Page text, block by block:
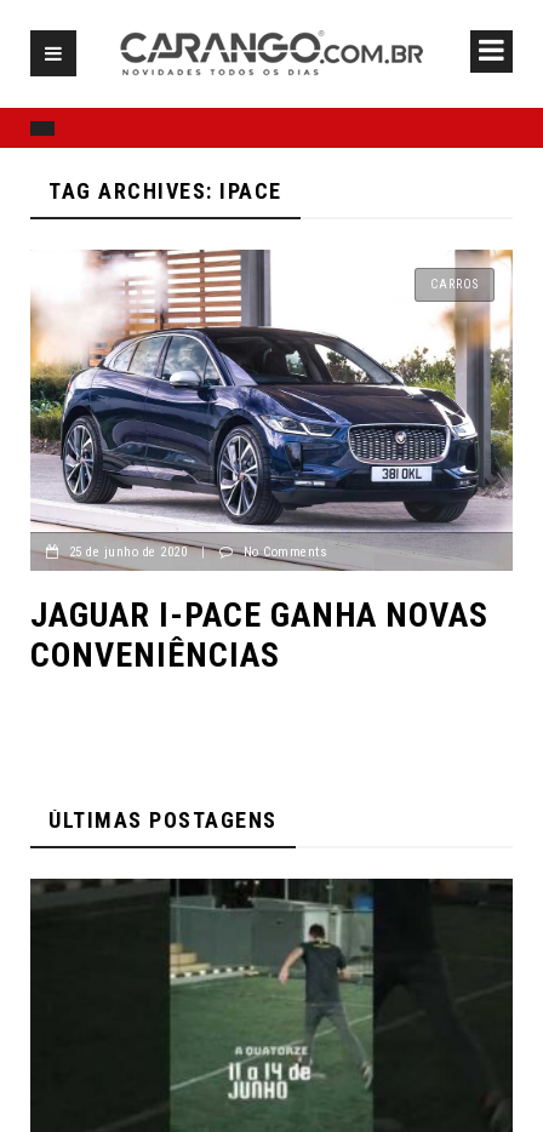
TAG ARCHIVES: IPACE
CARROS
25 de junho de 2020 | No Comments
JAGUAR I-PACE GANHA NOVAS
CONVENIÊNCIAS
ÚLTIMAS POSTAGENS